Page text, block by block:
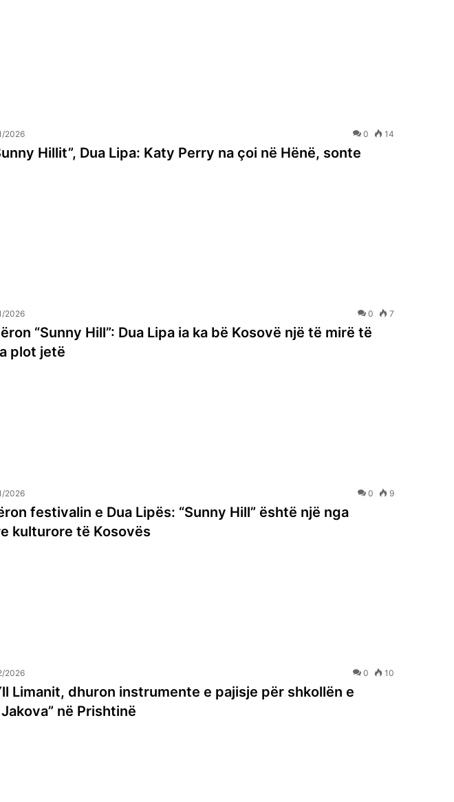
2026 0 14
Hillit”, Dua Lipa: Katy Perry na çoi në Hënë, sonte
2026 0 7
“Sunny Hill”: Dua Lipa ia ka bë Kosovë një të mirë të
plot jetë
2026 0 9
festivalin e Dua Lipës: “Sunny Hill” është një nga
kulturore të Kosovës
2026 0 10
Limanit, dhuron instrumente e pajisje për shkollën e
në Prishtinë